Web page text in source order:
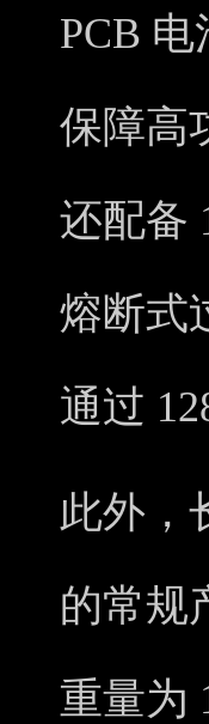
PCB
保障高
还配备
熔断式
通过
此外，
的常规
重量为